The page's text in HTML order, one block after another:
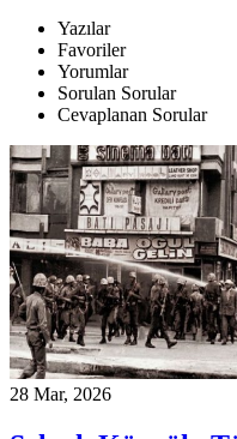
Yazılar
Favoriler
Yorumlar
Sorulan Sorular
Cevaplanan Sorular
28 Mar, 2026